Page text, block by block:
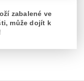
zabalené ve
může dojít k